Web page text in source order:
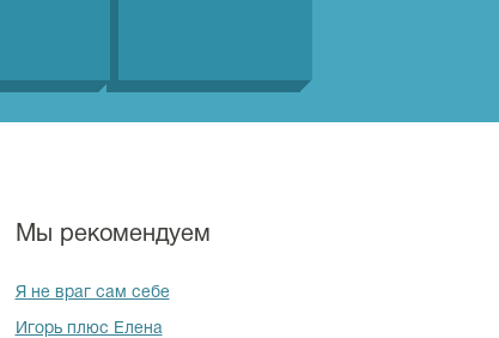
Мы рекомендуем
Я не враг сам себе
Игорь плюс Елена